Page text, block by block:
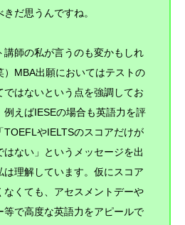
だ思うんですね。
講師の私が言うのも変かもしれ
）MBA出願においてはテストの
ではないという点を強調してお
例えばIESEの場合も英語力を評
TOEFLやIELTSのスコアだけが
はない」というメッセージを出
は理解しています。仮にスコア
なくても、アセスメントデーや
等で高度な英語力をアピールで